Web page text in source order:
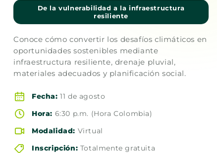
De la vulnerabilidad a la infraestructura
resiliente
Conoce cómo convertir los desafíos climáticos en
oportunidades sostenibles mediante
infraestructura resiliente, drenaje pluvial,
materiales adecuados y planificación social.
Fecha: 11 de agosto
Hora: 6:30 p.m. (Hora Colombia)
Modalidad: Virtual
Inscripción: Totalmente gratuita